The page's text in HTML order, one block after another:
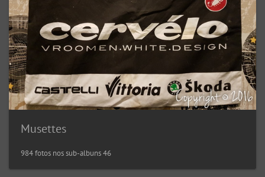
Musettes
984 fotos nos sub-albuns 46